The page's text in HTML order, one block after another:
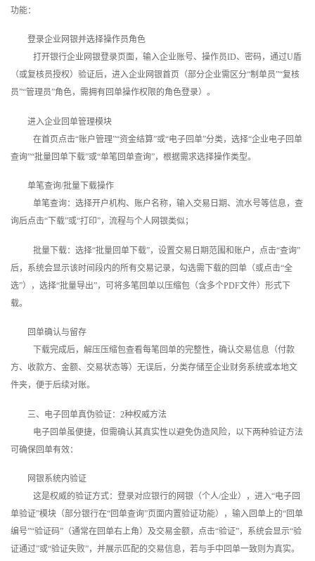
功能：
登录企业网银并选择操作员角色
打开银行企业网银登录页面，输入企业账号、操作员ID、密码，通过U盾
（或复核员授权）验证后，进入企业网银首页（部分企业需区分“制单员”“复核
员”“管理员”角色，需拥有回单操作权限的角色登录）。
进入企业回单管理模块
在首页点击“账户管理”“资金结算”或“电子回单”分类，选择“企业电子回单
查询”“批量回单下载”或“单笔回单查询”，根据需求选择操作类型。
单笔查询/批量下载操作
单笔查询：选择开户机构、账户名称，输入交易日期、流水号等信息，查
询后点击“下载”或“打印”，流程与个人网银类似；
批量下载：选择“批量回单下载”，设置交易日期范围和账户，点击“查询”
后，系统会显示该时间段内的所有交易记录，勾选需下载的回单（或点击“全
选”），选择“批量导出”，可将多笔回单以压缩包（含多个PDF文件）形式下
载。
回单确认与留存
下载完成后，解压压缩包查看每笔回单的完整性，确认交易信息（付款
方、收款方、金额、交易状态等）无误后，分类存储至企业财务系统或本地文
件夹，便于后续对账。
三、电子回单真伪验证：2种权威方法
电子回单虽便捷，但需确认其真实性以避免伪造风险，以下两种验证方法
可确保回单有效：
网银系统内验证
这是权威的验证方式：登录对应银行的网银（个人/企业），进入“电子回
单验证”模块（部分银行在“回单查询”页面内置验证功能），输入回单上的“回单
编号”“验证码”（通常在回单右上角）及交易金额，点击“验证”，系统会显示“验
证通过”或“验证失败”，并展示匹配的交易信息，若与手中回单一致则为真实。